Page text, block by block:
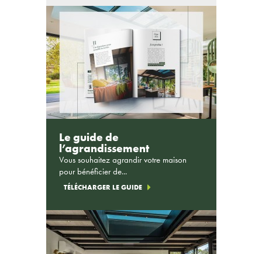
Le guide de
l’agrandissement
Vous souhaitez agrandir votre maison
pour bénéficier de...
TÉLÉCHARGER LE GUIDE